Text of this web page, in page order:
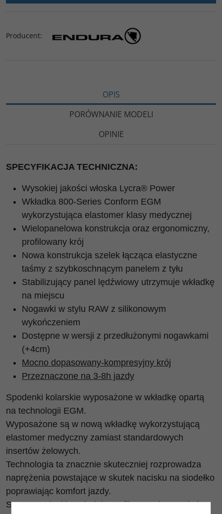
Producent:
OPIS
PORÓWNANIE MODELI
OPINIE
SPECYFIKACJA TECHNICZNA:
Wysokiej jakości włoska Lycra® Power
Wkładka 800-Series Conform EGM
wykorzystująca elastomer klasy medycznej
Wielopanelowa konstrukcja oraz ergonomiczny,
profilowany krój
Nowa konstrukcja szelek łącząca elastyczne
taśmy z szybkoschnącym panelem z tyłu
Stabilizujący panel lędźwiowy utrzymuje wkładkę
na miejscu
Nogawki w stylu RAW z silikonowym
wykończeniem
Dostępne w wersji z przedłużonymi nogawkami
(+4cm)
Mocno dopasowany-kompresyjny krój
Przeznaczone na 3-8h jazdy
Spodenki kolarskie wyposażone w wkładkę opartą
na technologii EGM.
Wyposażone są w nową wkładkę wykorzystującą
elastomer medyczny zamiast standardowych
insertów żelowych.
Technologia ta znacznie skuteczniej rozprowadza
naprężenia powstające w skutek nacisku na siodełko
poprawiając komfort jazdy.
Same spodenki posiadają profilowaną konstrukcję